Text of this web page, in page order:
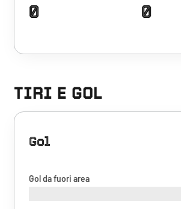
0 0
TIRI E GOL
Gol
Gol da fuori area